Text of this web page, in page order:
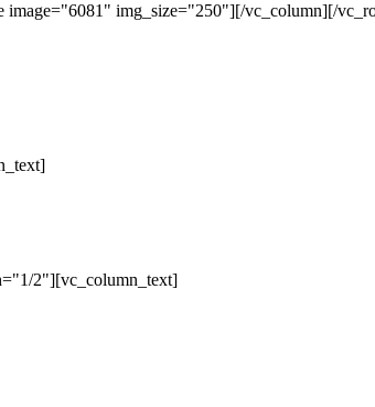
image="6081" img_size="250"][/vc_column][/
2"][vc_column_text]